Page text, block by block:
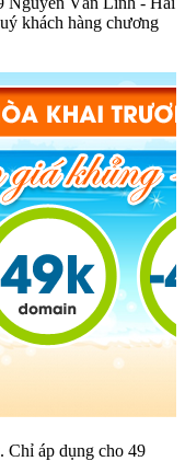
khách hàng chương
Chỉ áp dụng cho 49